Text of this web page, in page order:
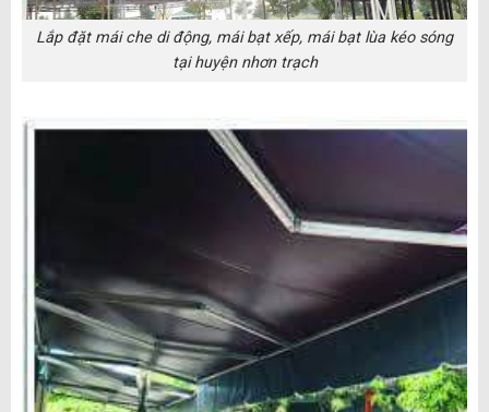
Lắp đặt mái che di động, mái bạt xếp, mái bạt lùa kéo sóng
tại huyện nhơn trạch